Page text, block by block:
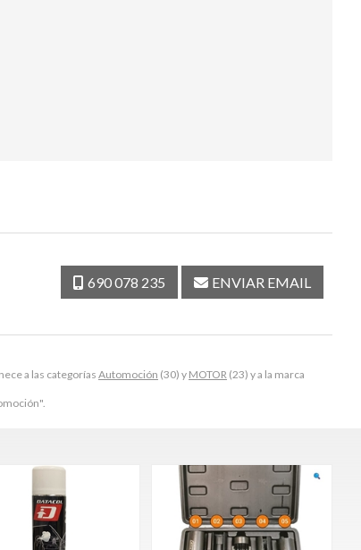
a las categorías Automoción (30) y MOTOR (23) y a la marca
690 078 235 ENVIAR EMAIL